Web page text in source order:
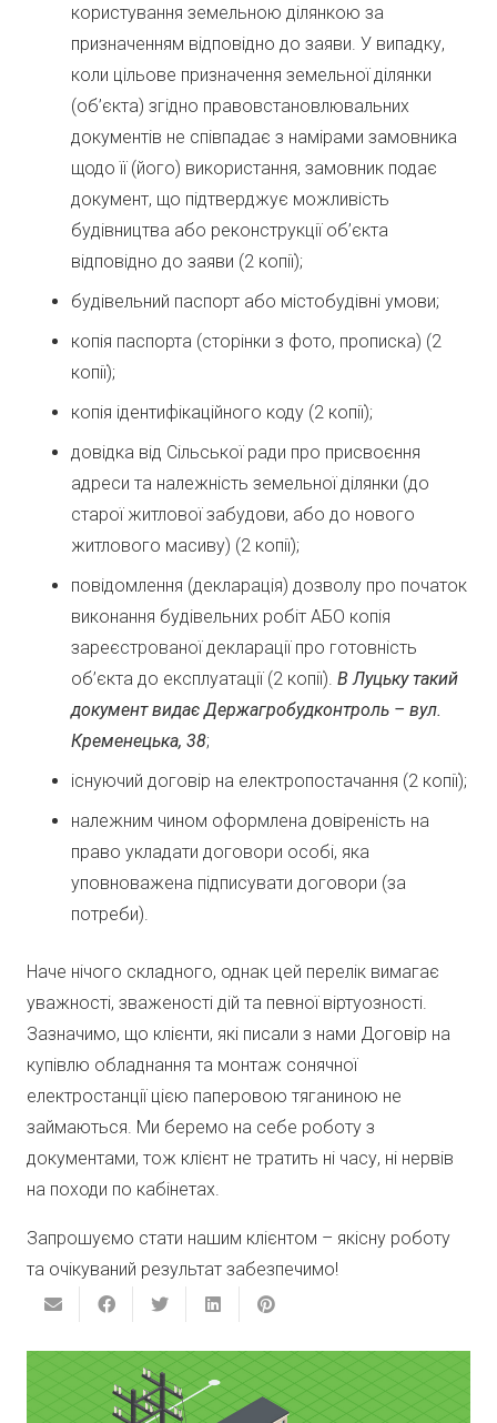
користування земельною ділянкою за
призначенням відповідно до заяви. У випадку,
коли цільове призначення земельної ділянки
(об’єкта) згідно правовстановлювальних
документів не співпадає з намірами замовника
щодо її (його) використання, замовник подає
документ, що підтверджує можливість
будівництва або реконструкції об’єкта
відповідно до заяви (2 копії);
будівельний паспорт або містобудівні умови;
копія паспорта (сторінки з фото, прописка) (2
копії);
копія ідентифікаційного коду (2 копії);
довідка від Сільської ради про присвоєння
адреси та належність земельної ділянки (до
старої житлової забудови, або до нового
житлового масиву) (2 копії);
повідомлення (декларація) дозволу про початок
виконання будівельних робіт АБО копія
зареєстрованої декларації про готовність
об’єкта до експлуатації (2 копії). В Луцьку такий
документ видає Держагробудконтроль – вул.
Кременецька, 38;
існуючий договір на електропостачання (2 копії);
належним чином оформлена довіреність на
право укладати договори особі, яка
уповноважена підписувати договори (за
потреби).
Наче нічого складного, однак цей перелік вимагає
уважності, зваженості дій та певної віртуозності.
Зазначимо, що клієнти, які писали з нами Договір на
купівлю обладнання та монтаж сонячної
електростанції цією паперовою тяганиною не
займаються. Ми беремо на себе роботу з
документами, тож клієнт не тратить ні часу, ні нервів
на походи по кабінетах.
Запрошуємо стати нашим клієнтом – якісну роботу
та очікуваний результат забезпечимо!